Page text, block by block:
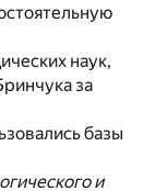
наук,
за
базы
и